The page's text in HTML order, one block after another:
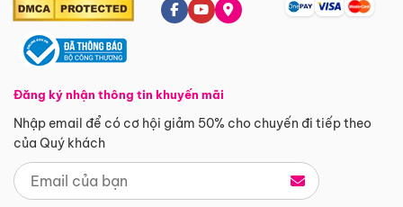
Đăng ký nhận thông tin khuyến mãi
Nhập email để có cơ hội giảm 50% cho chuyến đi tiếp theo
của Quý khách